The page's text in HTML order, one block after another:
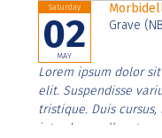
Saturday
02
MAY
Grave
Lorem ipsum dolor
elit. Suspendisse
tristique. Duis
interdum nulla, ut